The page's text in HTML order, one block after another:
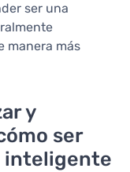
ser una
manera más
y
ser
inteligente